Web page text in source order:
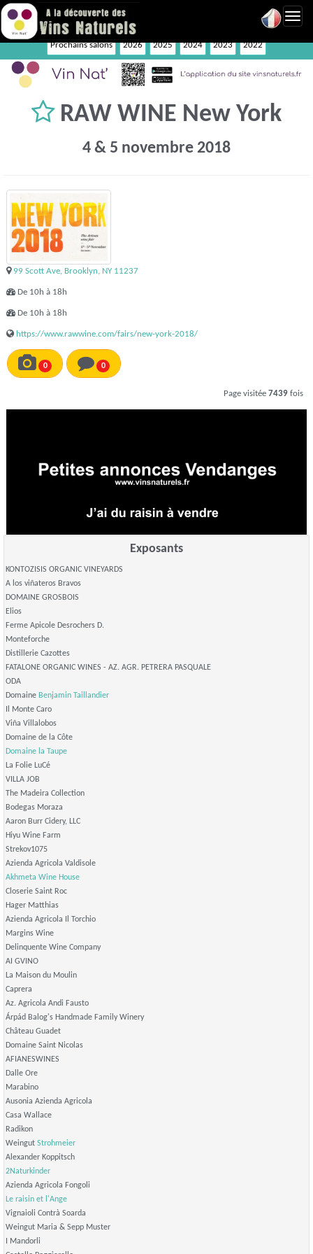
Prochains salons 2026 2025 2024 2023 2022
RAW WINE New York
4 & 5 novembre 2018
99 Scott Ave, Brooklyn, NY 11237
De 10h à 18h
De 10h à 18h
https://www.rawwine.com/fairs/new-york-2018/
0 0
Page visitée 7439 fois
Exposants
KONTOZISIS ORGANIC VINEYARDS
A los viñateros Bravos
DOMAINE GROSBOIS
Elios
Ferme Apicole Desrochers D.
Monteforche
Distillerie Cazottes
FATALONE ORGANIC WINES - AZ. AGR. PETRERA PASQUALE
ODA
Domaine Benjamin Taillandier
Il Monte Caro
Viña Villalobos
Domaine de la Côte
Domaine la Taupe
La Folie LuCé
VILLA JOB
The Madeira Collection
Bodegas Moraza
Aaron Burr Cidery, LLC
Hiyu Wine Farm
Strekov1075
Azienda Agricola Valdisole
Akhmeta Wine House
Closerie Saint Roc
Hager Matthias
Azienda Agricola Il Torchio
Margins Wine
Delinquente Wine Company
AI GVINO
La Maison du Moulin
Caprera
Az. Agricola Andi Fausto
Árpád Balog's Handmade Family Winery
Château Guadet
Domaine Saint Nicolas
AFIANESWINES
Dalle Ore
Marabino
Ausonia Azienda Agricola
Casa Wallace
Radikon
Weingut Strohmeier
Alexander Koppitsch
2Naturkinder
Azienda Agricola Fongoli
Le raisin et l'Ange
Vignaioli Contrà Soarda
Weingut Maria & Sepp Muster
I Mandorli